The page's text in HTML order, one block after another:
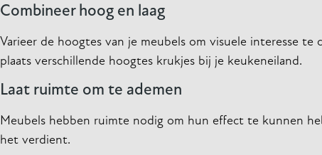
Combineer hoog en laag
Varieer de hoogtes van je meubels om visuele interesse
plaats verschillende hoogtes krukjes bij je keukeneiland.
Laat ruimte om te ademen
Meubels hebben ruimte nodig om hun effect te kunnen
het verdient.